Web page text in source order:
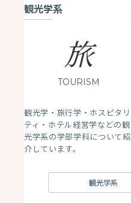
観光学系
旅
TOURISM
観光学・旅行学・ホスピタリ
ティ・ホテル経営学などの観
光学系の学部学科について紹
介しています。
観光学系